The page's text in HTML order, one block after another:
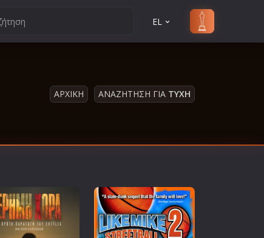
EL
ΑΡΧΙΚΗ ΑΝΑΖΗΤΗΣΗ ΓΙΑ ΤΥΧΗ